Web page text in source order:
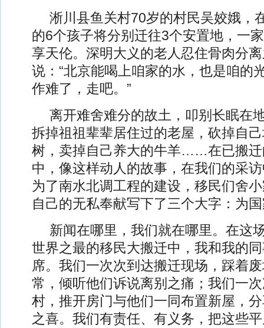
淅川县鱼关村70岁的村民吴姣娥，
的6个孩子将分别迁往3个安置地，一
享天伦。深明大义的老人忍住骨肉分
说：“北京能喝上咱家的水，也是咱的
作难了，走吧。”
离开难舍难分的故土，叩别长眠在
拆掉祖祖辈辈居住过的老屋，砍掉自
树，卖掉自己养大的牛羊……在已搬迁
中，像这样动人的故事，在我们的采
为了南水北调工程的建设，移民们舍
自己的无私奉献写下了三个大字：为
新闻在哪里，我们就在哪里。在这
世界之最的移民大搬迁中，我和我的
席。我们一次次到达搬迁现场，踩着
常，倾听他们诉说离别之痛；我们一
村，推开房门与他们一同布置新屋，
之喜。我们有责任、有义务，把这些